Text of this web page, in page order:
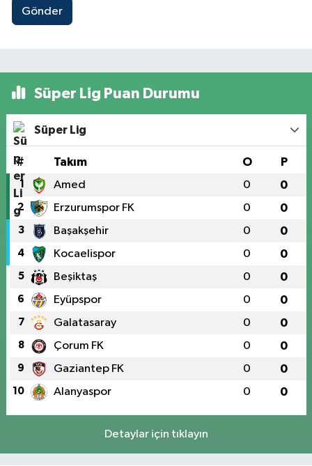
Gönder
Süper Lig Puan Durumu
Süper Lig
# Takım O P
1 Amed 0 0
2 Erzurumspor FK 0 0
3 Başakşehir 0 0
4 Kocaelispor 0 0
5 Beşiktaş 0 0
6 Eyüpspor 0 0
7 Galatasaray 0 0
8 Çorum FK 0 0
9 Gaziantep FK 0 0
10 Alanyaspor 0 0
Detaylar için tıklayın